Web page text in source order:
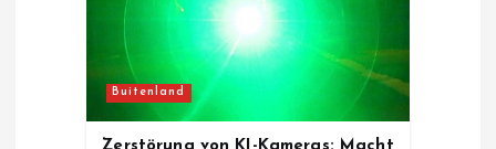
Buitenland